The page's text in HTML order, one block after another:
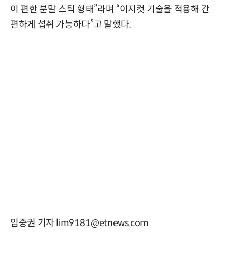
이 편한 분말 스틱 형태”라며 “이지컷 기술을 적용해 간
편하게 섭취 가능하다”고 말했다.
임중권 기자 lim9181@etnews.com